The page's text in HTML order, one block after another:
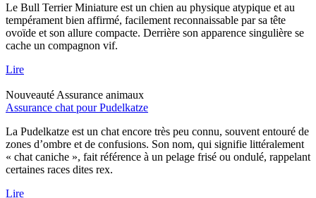
Le Bull Terrier Miniature est un chien au physique atypique et au
tempérament bien affirmé, facilement reconnaissable par sa tête
ovoïde et son allure compacte. Derrière son apparence singulière se
cache un compagnon vif.
Lire
Nouveauté Assurance animaux
Assurance chat pour Pudelkatze
La Pudelkatze est un chat encore très peu connu, souvent entouré de
zones d’ombre et de confusions. Son nom, qui signifie littéralement
« chat caniche », fait référence à un pelage frisé ou ondulé, rappelant
certaines races dites rex.
Lire